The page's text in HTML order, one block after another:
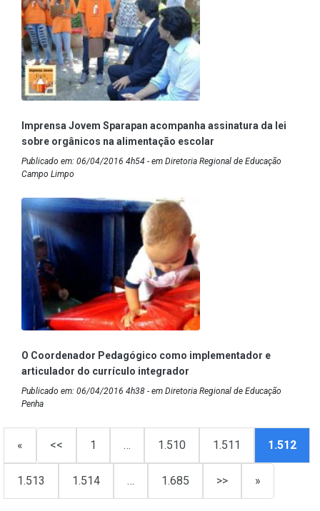
Imprensa Jovem Sparapan acompanha assinatura da lei
sobre orgânicos na alimentação escolar
Publicado em: 06/04/2016 4h54 - em Diretoria Regional de Educação
Campo Limpo
O Coordenador Pedagógico como implementador e
articulador do currículo integrador
Publicado em: 06/04/2016 4h38 - em Diretoria Regional de Educação
Penha
« << 1 … 1.510 1.511 1.512
1.513 1.514 … 1.685 >> »